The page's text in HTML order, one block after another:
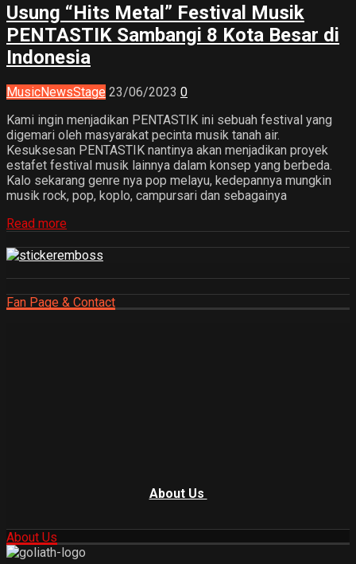
Usung “Hits Metal” Festival Musik
PENTASTIK Sambangi 8 Kota Besar di
Indonesia
MusicNewsStage 23/06/2023 0
Kami ingin menjadikan PENTASTIK ini sebuah festival yang
digemari oleh masyarakat pecinta musik tanah air.
Kesuksesan PENTASTIK nantinya akan menjadikan proyek
estafet festival musik lainnya dalam konsep yang berbeda.
Kalo sekarang genre nya pop melayu, kedepannya mungkin
musik rock, pop, koplo, campursari dan sebagainya
Read more
Fan Page & Contact
About Us
About Us